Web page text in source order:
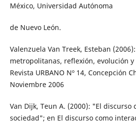
México, Universidad Autónoma
de Nuevo León.
Valenzuela Van Treek, Esteban
metropolitanas, reflexión, evolución
Revista URBANO Nº 14, Concepción
Noviembre 2006
Van Dijk, Teun A. (2000): "El discurso
sociedad"; en El discurso como